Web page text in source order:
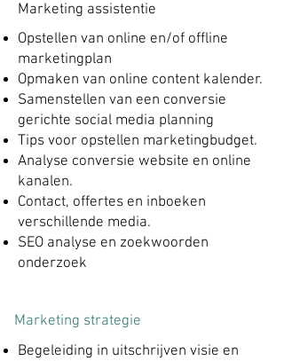
Marketing assistentie
Opstellen van online en/of offline
marketingplan
Opmaken van online content kalender.
Samenstellen van een conversie
gerichte social media planning
Tips voor opstellen marketingbudget.
Analyse conversie website en online
kanalen.
Contact, offertes en inboeken
verschillende media.
SEO analyse en zoekwoorden
onderzoek
Marketing strategie
Begeleiding in uitschrijven visie en